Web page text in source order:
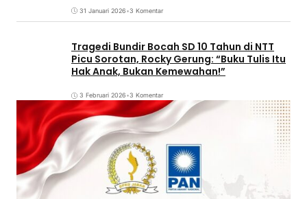
31 Januari 2026•3 Komentar
Tragedi Bundir Bocah SD 10 Tahun di NTT
Picu Sorotan, Rocky Gerung: “Buku Tulis Itu
Hak Anak, Bukan Kemewahan!”
3 Februari 2026•3 Komentar